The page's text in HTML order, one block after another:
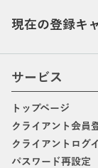
現在の登録キ
サービス
トップページ
クライアント会員
クライアントログ
パスワード再設定